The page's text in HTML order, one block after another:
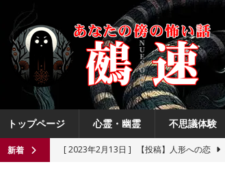
トップページ 心霊・幽霊 不思議体験
新着 [ 2023年2月13日 ] 【投稿】人形への恋